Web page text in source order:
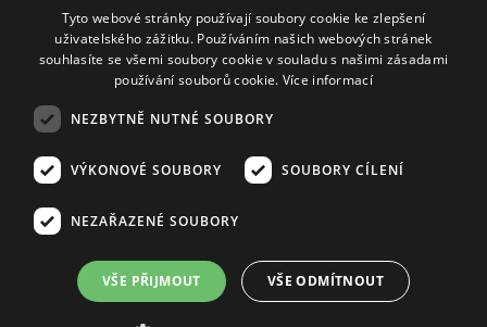
Kříženeckého nám. 322
152 00 Praha 5
IČ 416 93 311
© 2008–2026 EMPRESA MEDIA, a.s. Všechna práva vyhrazena.
Zásady ochrany osobních a dalších zpracovávaných údajů
Informace o měření sledovanosti videa ve video archivu
Nielsen Digital Measurement
. Využíváme grafické podklady z
Tyto webové stránky používají soubory cookie ke zlepšení
uživatelského zážitku. Používáním našich webových stránek
souhlasíte se všemi soubory cookie v souladu s našimi zásadami
používání souborů cookie. Více informací
NEZBYTNĚ NUTNÉ SOUBORY
VÝKONOVÉ SOUBORY SOUBORY CÍLENÍ
NEZAŘAZENÉ SOUBORY
VŠE PŘIJMOUT VŠE ODMÍTNOUT